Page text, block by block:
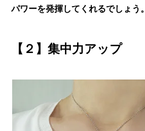
パワーを発揮してくれるでしょう。
【２】集中力アップ